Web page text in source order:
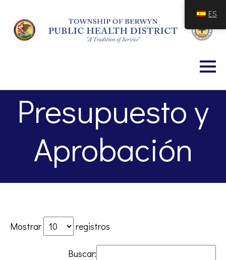
contenido
Presupuesto y
Aprobación
Mostrar registros
Buscar:
ES